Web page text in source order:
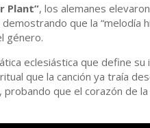
Plant”, los alemanes
que la “melodía
género.
eclesiástica que define
que la canción ya traía
que el corazón de